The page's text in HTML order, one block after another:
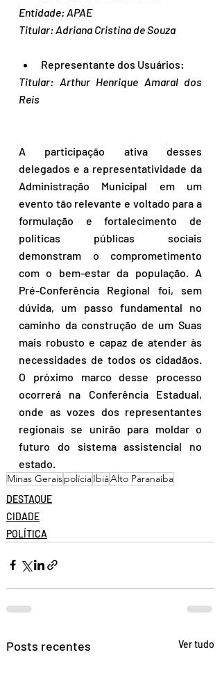
Entidade: APAE
Titular: Adriana Cristina de Souza
Representante dos Usuários:
Titular: Arthur Henrique Amaral dos
Reis
A participação ativa desses
delegados e a representatividade da
Administração Municipal em um
evento tão relevante e voltado para a
formulação e fortalecimento de
políticas públicas sociais
demonstram o comprometimento
com o bem-estar da população. A
Pré-Conferência Regional foi, sem
dúvida, um passo fundamental no
caminho da construção de um Suas
mais robusto e capaz de atender às
necessidades de todos os cidadãos.
O próximo marco desse processo
ocorrerá na Conferência Estadual,
onde as vozes dos representantes
regionais se unirão para moldar o
futuro do sistema assistencial no
estado.
Minas GeraispolíciaIbiáAlto Paranaíba
DESTAQUE
CIDADE
POLÍTICA
Posts recentes Ver tudo